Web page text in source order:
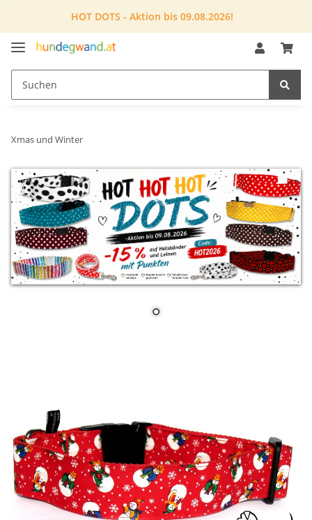
HOT DOTS - Aktion bis 09.08.2026!
Xmas und Winter